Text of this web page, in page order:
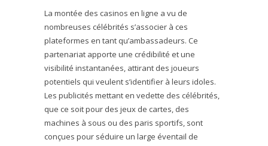
La montée des casinos en ligne a vu de
nombreuses célébrités s’associer à ces
plateformes en tant qu’ambassadeurs. Ce
partenariat apporte une crédibilité et une
visibilité instantanées, attirant des joueurs
potentiels qui veulent s’identifier à leurs idoles.
Les publicités mettant en vedette des célébrités,
que ce soit pour des jeux de cartes, des
machines à sous ou des paris sportifs, sont
conçues pour séduire un large éventail de